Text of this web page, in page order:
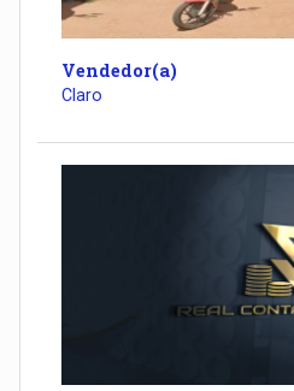
Vendedor(a)
Claro